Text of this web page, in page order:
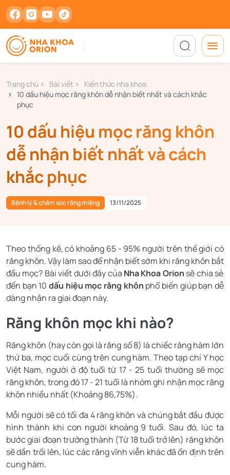
Trang chủ Bài viết
Kiến thức nha khoa
10 dấu hiệu mọc răng khôn dễ nhận biết nhất và cách khắc
phục
10 dấu hiệu mọc răng khôn
dễ nhận biết nhất và cách
khắc phục
Bệnh lý & chăm sóc răng miệng 13/11/2025
Theo thống kê, có khoảng 65 - 95% người trên thế giới có
răng khôn. Vậy làm sao để nhận biết sớm khi răng khôn bắt
đầu mọc? Bài viết dưới đây của Nha Khoa Orion sẽ chia sẻ
đến bạn 10 dấu hiệu mọc răng khôn phổ biến giúp bạn dễ
dàng nhận ra giai đoạn này.
Răng khôn mọc khi nào?
Răng khôn (hay còn gọi là răng số 8) là chiếc răng hàm lớn
thứ ba, mọc cuối cùng trên cung hàm. Theo tạp chí Y học
Việt Nam, người ở độ tuổi từ 17 - 25 tuổi thường sẽ mọc
răng khôn, trong đó 17 - 21 tuổi là nhóm ghi nhận mọc răng
khôn nhiều nhất (Khoảng 86,75%).
Mỗi người sẽ có tối đa 4 răng khôn và chúng bắt đầu được
hình thành khi con người khoảng 9 tuổi. Sau đó, lúc ta
bước giai đoạn trưởng thành (Từ 18 tuổi trở lên) răng khôn
sẽ dần trồi lên, lúc các răng vĩnh viễn khác đã ổn định trên
cung hàm.